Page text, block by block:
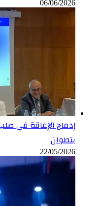
06/06/2026
إدماج الإعاقة في
بتطوان
22/05/2026